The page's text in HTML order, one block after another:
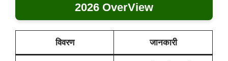
2026 OverView
विवरण जानकारी